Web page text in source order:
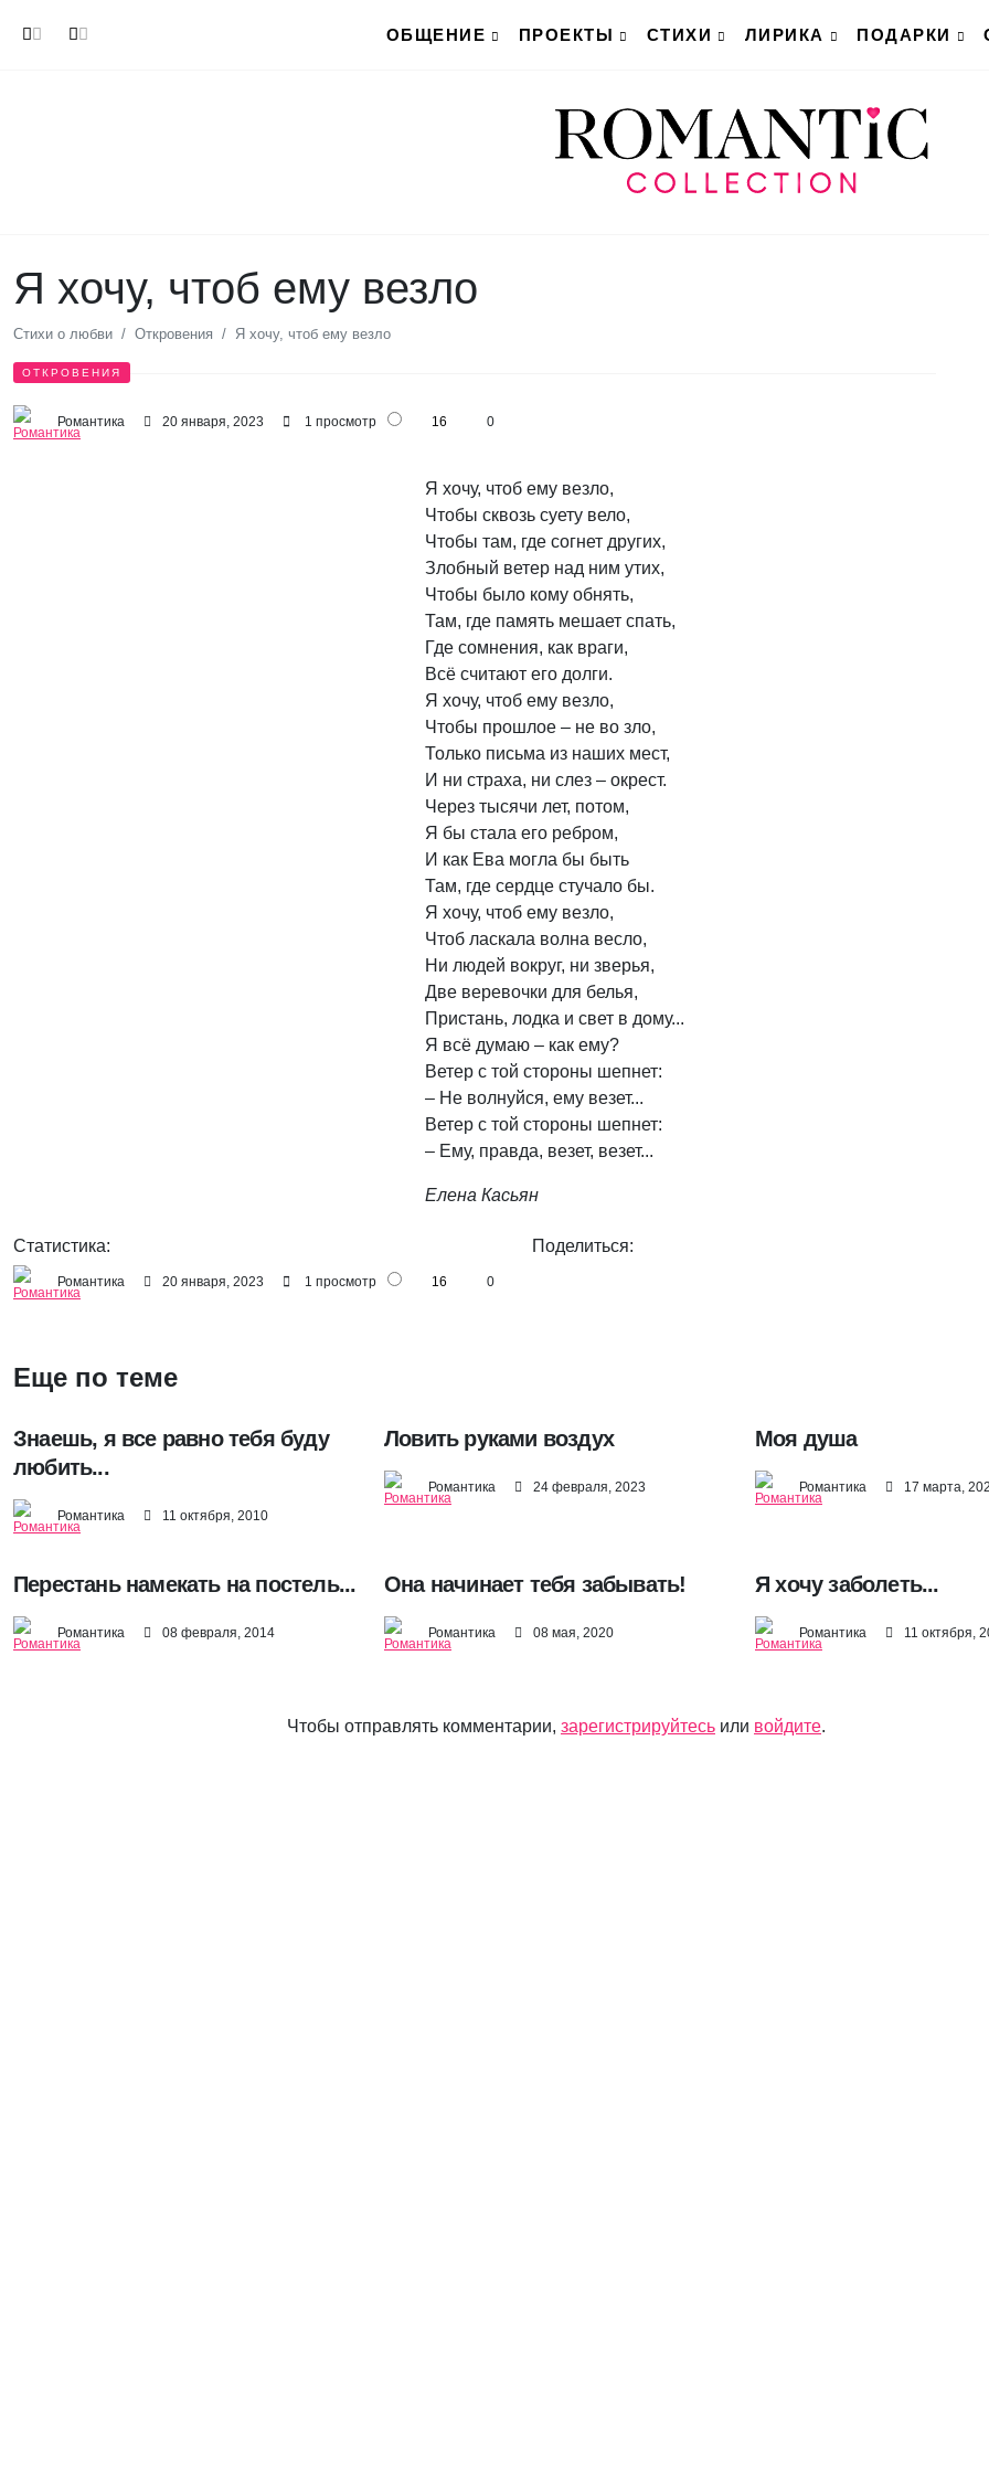
ОБЩЕНИЕ
ПРОЕКТЫ СТИХИ ЛИРИКА ПОДАРКИ
Я хочу, чтоб ему везло
Стихи о любви Откровения Я хочу, чтоб ему везло
ОТКРОВЕНИЯ
Романтика 20 января, 2023 1 просмотр 16 0
Я хочу, чтоб ему везло,
Чтобы сквозь суету вело,
Чтобы там, где согнет других,
Злобный ветер над ним утих,
Чтобы было кому обнять,
Там, где память мешает спать,
Где сомнения, как враги,
Всё считают его долги.
Я хочу, чтоб ему везло,
Чтобы прошлое – не во зло,
Только письма из наших мест,
И ни страха, ни слез – окрест.
Через тысячи лет, потом,
Я бы стала его ребром,
И как Ева могла бы быть
Там, где сердце стучало бы.
Я хочу, чтоб ему везло,
Чтоб ласкала волна весло,
Ни людей вокруг, ни зверья,
Две веревочки для белья,
Пристань, лодка и свет в дому...
Я всё думаю – как ему?
Ветер с той стороны шепнет:
– Не волнуйся, ему везет...
Ветер с той стороны шепнет:
– Ему, правда, везет, везет...
Елена Касьян
Статистика:
Романтика 20 января, 2023 1 просмотр 16 0
Поделиться:
Еще по теме
Знаешь, я все равно тебя буду
любить...
Романтика 11 октября, 2010
Ловить руками воздух
Романтика 24 февраля, 2023
Моя душа
Романтика 17 марта,
Перестань намекать на постель...
Романтика 08 февраля, 2014
Она начинает тебя забывать!
Романтика 08 мая, 2020
Я хочу заболеть...
Романтика 11 октября,
Чтобы отправлять комментарии, зарегистрируйтесь или войдите.